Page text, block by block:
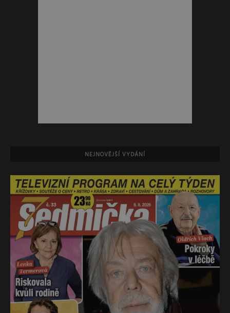
NEJNOVĚJŠÍ VYDÁNÍ